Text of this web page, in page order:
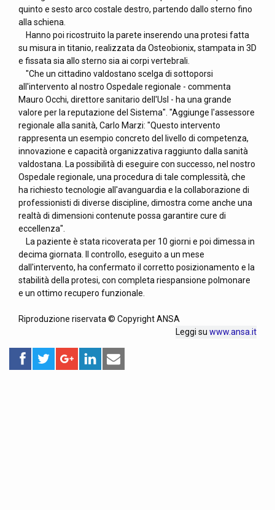
quinto e sesto arco costale destro, partendo dallo sterno fino
alla schiena.
Hanno poi ricostruito la parete inserendo una protesi fatta
su misura in titanio, realizzata da Osteobionix, stampata in 3D
e fissata sia allo sterno sia ai corpi vertebrali.
"Che un cittadino valdostano scelga di sottoporsi
all'intervento al nostro Ospedale regionale - commenta
Mauro Occhi, direttore sanitario dell'Usl - ha una grande
valore per la reputazione del Sistema". "Aggiunge l'assessore
regionale alla sanità, Carlo Marzi: "Questo intervento
rappresenta un esempio concreto del livello di competenza,
innovazione e capacità organizzativa raggiunto dalla sanità
valdostana. La possibilità di eseguire con successo, nel nostro
Ospedale regionale, una procedura di tale complessità, che
ha richiesto tecnologie all'avanguardia e la collaborazione di
professionisti di diverse discipline, dimostra come anche una
realtà di dimensioni contenute possa garantire cure di
eccellenza".
La paziente è stata ricoverata per 10 giorni e poi dimessa in
decima giornata. Il controllo, eseguito a un mese
dall'intervento, ha confermato il corretto posizionamento e la
stabilità della protesi, con completa riespansione polmonare
e un ottimo recupero funzionale.
Riproduzione riservata © Copyright ANSA
Leggi su www.ansa.it